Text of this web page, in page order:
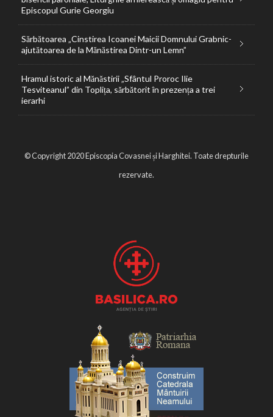
Episcopul Gurie Georgiu
Sărbătoarea „Cinstirea Icoanei Maicii Domnului Grabnic-
ajutătoarea de la Mănăstirea Dintr-un Lemn”
Hramul istoric al Mănăstirii „Sfântul Proroc Ilie
Tesviteanul” din Toplița, sărbătorit în prezența a trei
ierarhi
© Copyright 2020 Episcopia Covasnei și Harghitei. Toate drepturile
rezervate.